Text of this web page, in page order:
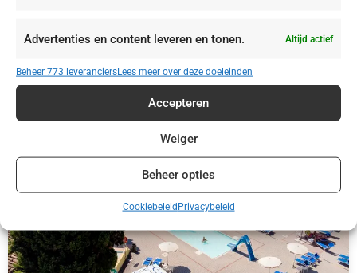
Advertenties en content leveren en tonen. Altijd actief
Beheer 773 leveranciersLees meer over deze doeleinden
Accepteren
Weiger
Beheer opties
CookiebeleidPrivacybeleid